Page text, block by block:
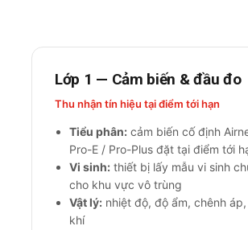
Lớp 1 — Cảm biến & đầu đo
Thu nhận tín hiệu tại điểm tới hạn
Tiểu phân: cảm biến cố định
Pro-E / Pro-Plus đặt tại điểm tới
Vi sinh: thiết bị lấy mẫu vi sinh
cho khu vực vô trùng
Vật lý: nhiệt độ, độ ẩm, chênh
khí